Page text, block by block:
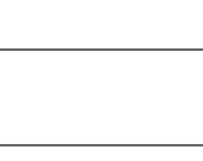
% от